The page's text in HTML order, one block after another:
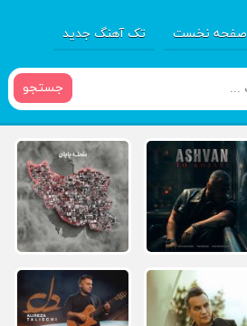
صفحه نخست تک آهنگ جدید
جستجو